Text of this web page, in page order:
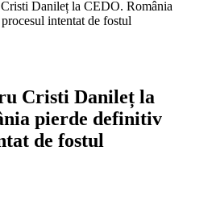
Danileț la CEDO. România
intentat de fostul
Cristi Danileț la
pierde definitiv
de fostul